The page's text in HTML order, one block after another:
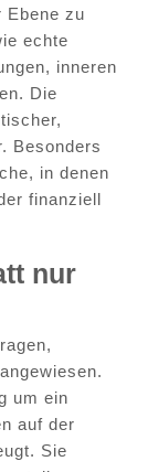
Ebene zu
echte
inneren
Die
Besonders
in denen
finanziell
nur
um ein
auf der
Sie